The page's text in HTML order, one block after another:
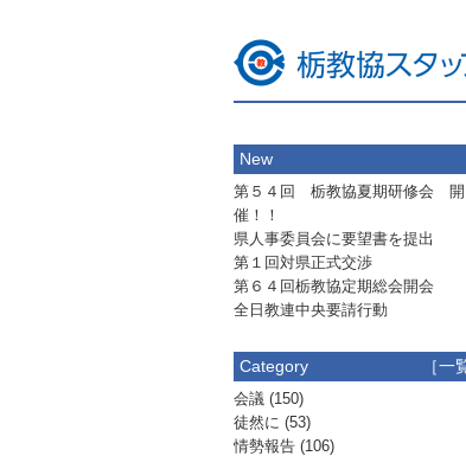
New
第５４回 栃教協夏期研修会 開
催！！
県人事委員会に要望書を提出
第１回対県正式交渉
第６４回栃教協定期総会開会
全日教連中央要請行動
Category ［一
会議 (150)
徒然に (53)
情勢報告 (106)